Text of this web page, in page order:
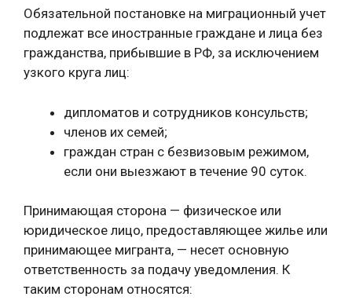
Обязательной постановке на миграционный учет
подлежат все иностранные граждане и лица без
гражданства, прибывшие в РФ, за исключением
узкого круга лиц:
дипломатов и сотрудников консульств;
членов их семей;
граждан стран с безвизовым режимом,
если они выезжают в течение 90 суток.
Принимающая сторона — физическое или
юридическое лицо, предоставляющее жилье или
принимающее мигранта, — несет основную
ответственность за подачу уведомления. К
таким сторонам относятся: